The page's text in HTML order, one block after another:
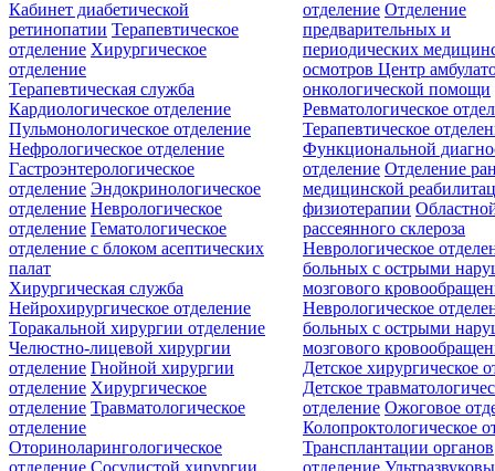
Кабинет диабетической
ретинопатии Терапевтическое
отделение Хирургическое
отделение
отделение Отделение
предварительных и
периодических
осмотровЦентр
онкологической помощи
Терапевтическая служба
Кардиологическое отделение
Пульмонологическое отделение
Нефрологическое отделение
Гастроэнтерологическое
отделение Эндокринологическое
отделение Неврологическое
отделение Гематологическое
отделение c блоком асептических
палат
Ревматологическое
Терапевтическое
Функциональной
отделение Отделение
медицинской
физиотерапии
рассеянного склероза
Неврологическое
больных с острыми
мозгового
Неврологическое
больных с острыми
мозгового
Хирургическая служба
Нейрохирургическое отделение
Торакальной хирургии отделение
Челюстно-лицевой хирургии
отделение Гнойной хирургии
отделение Хирургическое
отделение Травматологическое
отделение
Оториноларингологическое
отделение Сосудистой хирургии
Детское хирургическое
Детское
отделение Ожоговое
Колопроктологическое
Трансплантации органов
отделение